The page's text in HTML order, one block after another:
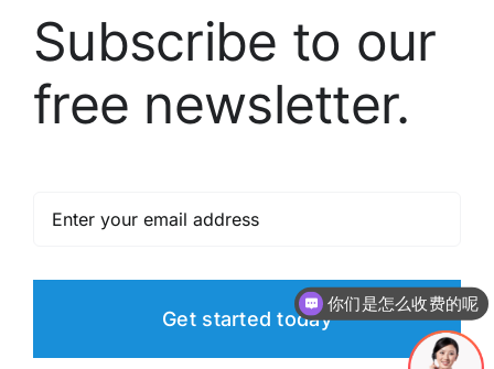
Subscribe to our
free newsletter.
Get started today
你们是怎么收费的呢